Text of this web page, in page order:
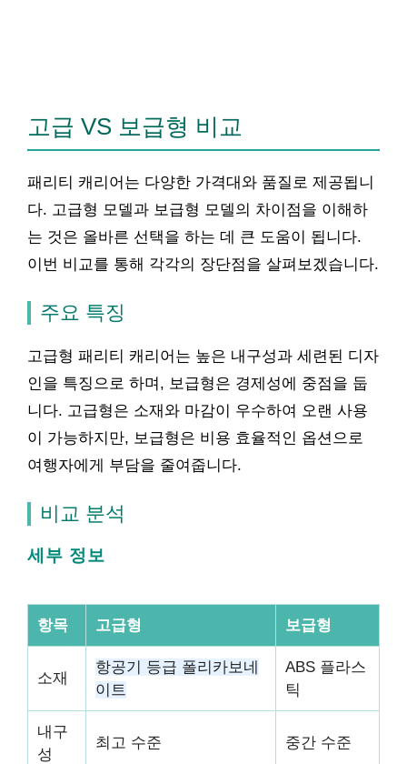
고급 VS 보급형 비교
패리티 캐리어는 다양한 가격대와 품질로 제공됩니
다. 고급형 모델과 보급형 모델의 차이점을 이해하
는 것은 올바른 선택을 하는 데 큰 도움이 됩니다.
이번 비교를 통해 각각의 장단점을 살펴보겠습니다.
주요 특징
고급형 패리티 캐리어는 높은 내구성과 세련된 디자
인을 특징으로 하며, 보급형은 경제성에 중점을 둡
니다. 고급형은 소재와 마감이 우수하여 오랜 사용
이 가능하지만, 보급형은 비용 효율적인 옵션으로
여행자에게 부담을 줄여줍니다.
비교 분석
세부 정보
항목 고급형 보급형
소재
항공기 등급 폴리카보네
이트
ABS 플라스
틱
내구
성
최고 수준 중간 수준